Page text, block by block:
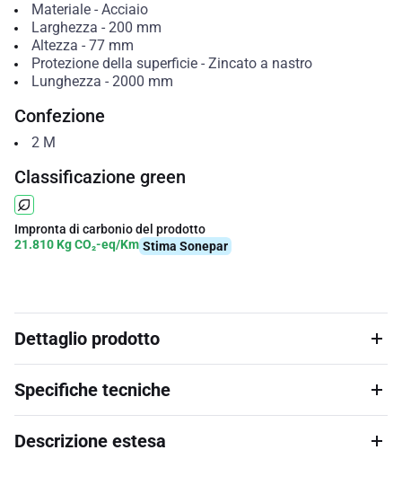
Materiale- Acciaio
Larghezza - 200 mm
Altezza - 77 mm
Protezione della superficie- Zincato a nastro
Lunghezza - 2000 mm
Confezione
2 M
Classificazione green
Impronta di carbonio del prodotto
21.810 Kg CO₂-eq/Km Stima Sonepar
Dettaglio prodotto
Specifiche tecniche
Descrizione estesa